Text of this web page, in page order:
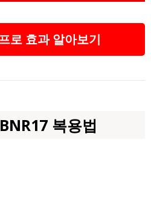
로 효과 알아보기
복용법